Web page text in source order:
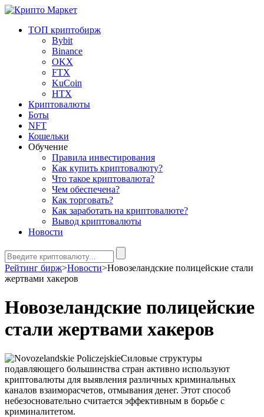
ТОП криптобирж
Bybit
Binance
OKX
FTX
KuCoin
HTX
Криптовалюты
Боты
NFT
Кошельки
Обучение
Правила инвестирования
Как купить криптовалюту?
Что такое криптовалюта?
Чем обеспечена?
Как торговать?
Как заработать на криптовалюте?
Вывод криптовалюты
Новости
Рейтинг бирж>Новости>Новозеландские полицейские стали
жертвами хакеров
Новозеландские полицейские
стали жертвами хакеров
Силовые структуры
подавляющего большинства стран активно используют
криптовалюты для выявления различных криминальных
каналов взаиморасчетов, отмывания денег. Этот способ
небезосновательно считается эффективным в борьбе с
криминалитетом.